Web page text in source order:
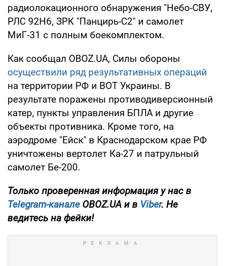
радиолокационного обнаружения "Небо-СВУ,
РЛС 92Н6, ЗРК "Панцирь-С2" и самолет
МиГ-31 с полным боекомплектом.
Как сообщал OBOZ.UA, Силы обороны
осуществили ряд результативных операций
на территории РФ и ВОТ Украины. В
результате поражены противодиверсионный
катер, пункты управления БПЛА и другие
объекты противника. Кроме того, на
аэродроме "Ейск" в Краснодарском крае РФ
уничтожены вертолет Ка-27 и патрульный
самолет Бе-200.
Только проверенная информация у нас в
Telegram-канале OBOZ.UA и в Viber. Не
ведитесь на фейки!